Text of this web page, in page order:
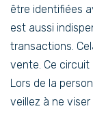
être identifiées
est aussi
transactions.
vente. Ce
Lors de la
veillez à ne